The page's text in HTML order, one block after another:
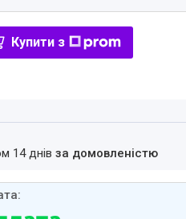
Купити з
14 днівза домовленістю